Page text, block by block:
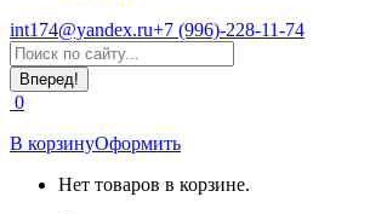
int174@yandex.ru+7 (996)-228-11-74
Страница
WhatsApp
открывается
в
новом
окне
Поиск:
0
В корзинуОформить
Нет товаров в корзине.